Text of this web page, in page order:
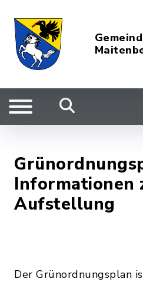
Informationen
Aufstellung
Der Grünordnungsplan